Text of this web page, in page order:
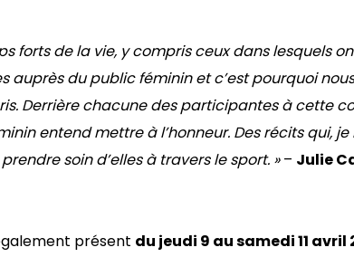
forts de la vie, y compris ceux dans lesquels
du public féminin et c’est pourquoi
Derrière chacune des participantes à cette
entend mettre à l’honneur. Des récits qui, je
soin d’elles à travers le sport. »– Julie
présent du jeudi 9 au samedi 11 avril